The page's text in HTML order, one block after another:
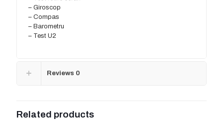
– Giroscop
– Compas
– Barometru
– Test U2
Reviews 0
Related products